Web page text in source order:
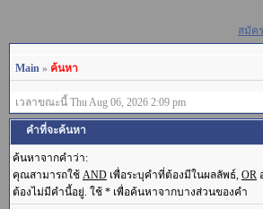
สมัค
Main » ค้นหา
เวลาขณะนี้ Thu Aug 06, 2026 2:09 pm
คำที่จะค้นหา
ค้นหาจากคำว่า:
คุณสามารถใช้ AND เพื่อระบุคำที่ต้องมีในผลลัพธ์, OR
ต้องไม่มีคำนี้อยู่. ใช้ * เพื่อค้นหาจากบางส่วนของคำ